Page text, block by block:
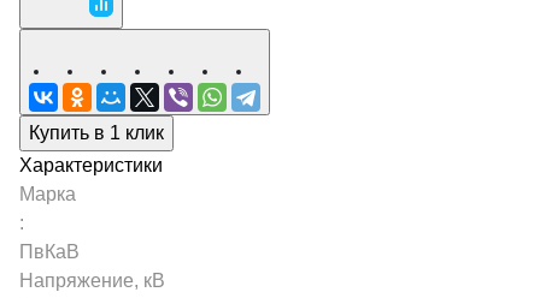
Купить в 1 клик
Характеристики
Марка
:
ПвКаВ
Напряжение, кВ